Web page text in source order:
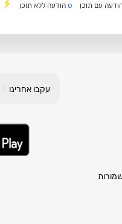
עם תוכן o הודעה ללא תוכן
עקבו אחרינו